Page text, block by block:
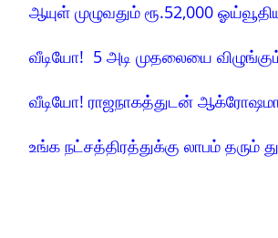
ஆயுள் முழுவதும் ரூ.52,000
வீடியோ! 5 அடி முதலையை
வீடியோ! ராஜநாகத்துடன்
உங்க நட்சத்திரத்துக்கு லாபம் தரும்